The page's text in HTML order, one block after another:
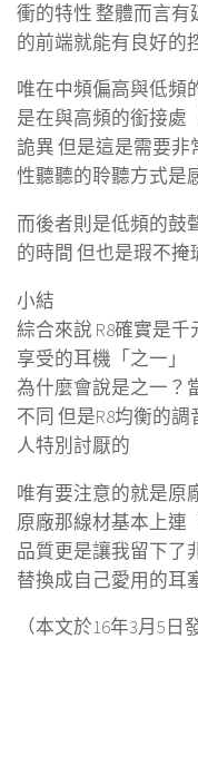
衝的特性 整體而言
的前端就能有良好的
唯在中頻偏高與低頻
是在與高頻的銜接處
詭異 但是這是需要
性聽聽的聆聽方式是
而後者則是低頻的鼓
的時間 但也是瑕不掩
小結
綜合來說 R8確實是
享受的耳機「之一」
為什麼會說是之一？
不同 但是R8均衡的
人特別討厭的
唯有要注意的就是原
原廠那線材基本上連
品質更是讓我留下了
替換成自己愛用的耳
（本文於16年3月5